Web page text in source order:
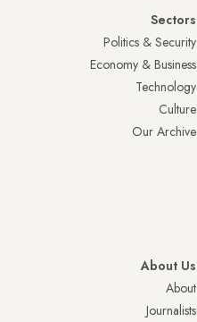
Sectors
Politics & Security
Economy & Business
Technology
Culture
Our Archive
About Us
About
Journalists